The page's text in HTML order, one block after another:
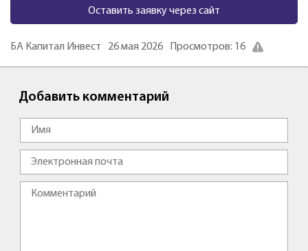
Оставить заявку через сайт
БА Капитал Инвест 26 мая 2026 Просмотров: 16
Добавить комментарий